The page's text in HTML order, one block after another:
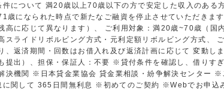
件について 満20歳以上70歳以下の方で安定した収入のある
歳になられた時点で新たなご融資を停止させていただき
高に応じて異なります）、 ご利用対象：満20歳~70歳（
スライドリボルビング方式・元利定額リボルビング方式、
、返済期間・回数はお借入れ及び返済計画に応じて 変動し
提出）、担保・保証人：不要 ※貸付条件を確認し、借り
決機関 ※日本貸金業協会 貸金業相談・紛争解決センター ※
に関して 365日間無利息 ※初めてのご契約 ※Webでお申込